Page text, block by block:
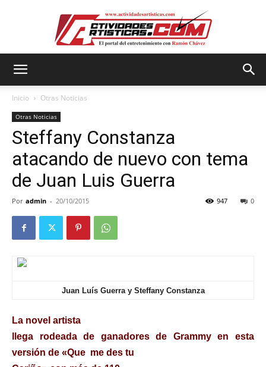
Inicio Otras Noticias
Otras Noticias
Steffany Constanza
atacando de nuevo con tema
de Juan Luis Guerra
Por admin - 20/10/2015 0
947
Juan Luís Guerra y Steffany Constanza
La novel artista
llega rodeada de ganadores de Grammy en esta
versión de «Que me des tu